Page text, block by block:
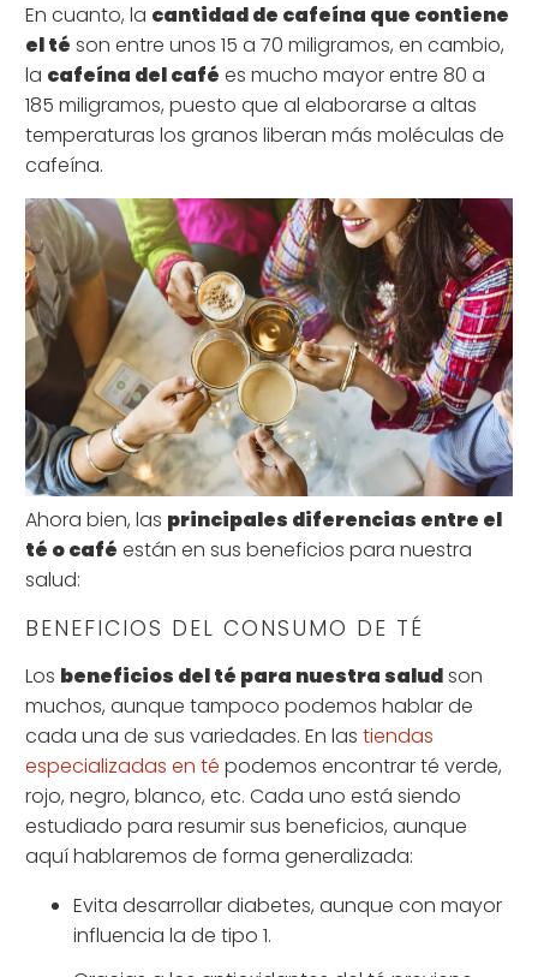
En cuanto, la cantidad de cafeína que contiene
el té son entre unos 15 a 70 miligramos, en cambio,
la cafeína del café es mucho mayor entre 80 a
185 miligramos, puesto que al elaborarse a altas
temperaturas los granos liberan más moléculas de
cafeína.
Ahora bien, las principales diferencias entre el
té o café están en sus beneficios para nuestra
salud:
BENEFICIOS DEL CONSUMO DE TÉ
Los beneficios del té para nuestra saludson
muchos, aunque tampoco podemos hablar de
cada una de sus variedades. En lastiendas
especializadas en té podemos encontrar té verde,
rojo, negro, blanco, etc. Cada uno está siendo
estudiado para resumir sus beneficios, aunque
aquí hablaremos de forma generalizada:
Evita desarrollar diabetes, aunque con mayor
influencia la de tipo 1.